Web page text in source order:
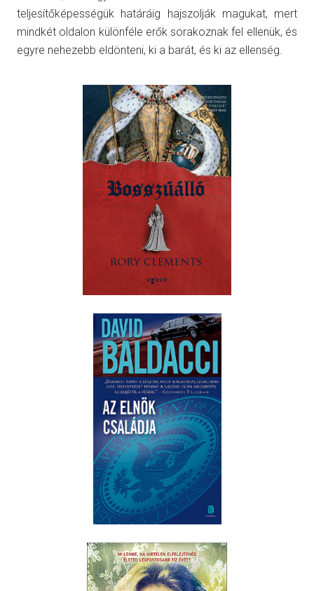
teljesítőképességük határáig hajszolják magukat, mert
mindkét oldalon különféle erők sorakoznak fel ellenük, és
egyre nehezebb eldönteni, ki a barát, és ki az ellenség.